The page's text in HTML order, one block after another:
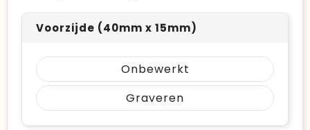
Voorzijde (40mm x 15mm)
Onbewerkt
Graveren